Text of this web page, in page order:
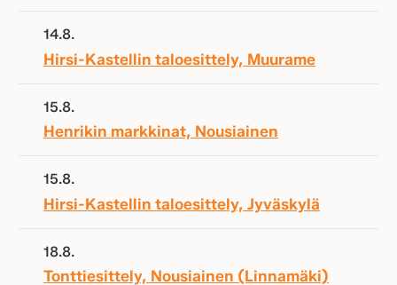
14.8.
Hirsi-Kastellin taloesittely, Muurame
15.8.
Henrikin markkinat, Nousiainen
15.8.
Hirsi-Kastellin taloesittely, Jyväskylä
18.8.
Tonttiesittely, Nousiainen (Linnamäki)